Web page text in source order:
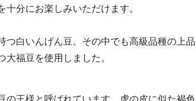
十分にお楽しみいただけます。
つ白いんげん豆。その中でも高級品種の上品
大福豆を使用しました。
の王様と呼ばれています。虎の皮に似た褐色